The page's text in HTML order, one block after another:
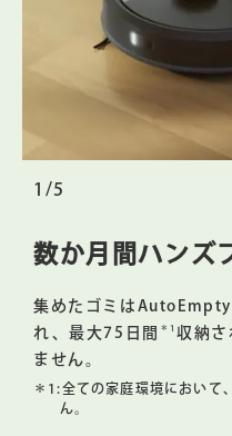
3つの操作方法
お好みの音声アシスタント
掃を依頼するか、アプリ
Alexa、Siri、Google
Alexaおよびすべての
関連会社の商標です。
Roomba® 105 Combo ロ
込む美しい仕上げと質感
Wi-Fi®対応
セットアップと操作には
す。セットアップ完了後
1/5
数か月間ハンズ
集めたゴミは
れ、最大75日間
＊1 収納さ
ません。
＊1:全ての家庭環境において
ん。